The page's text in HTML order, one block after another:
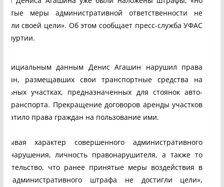
меры административной ответственности не
своей цели». Об этом сообщает пресс-служба УФАС
данным Денис Агашин нарушил права
размещавших свои транспортные средства на
участках, предназначенных для стоянок авто-
транспорта. Прекращение договоров аренды участков
права граждан на пользование ими.
характер совершенного административного
личность правонарушителя, а также то
что ранее принятые меры воздействия в
административного штрафа не достигли цели»,